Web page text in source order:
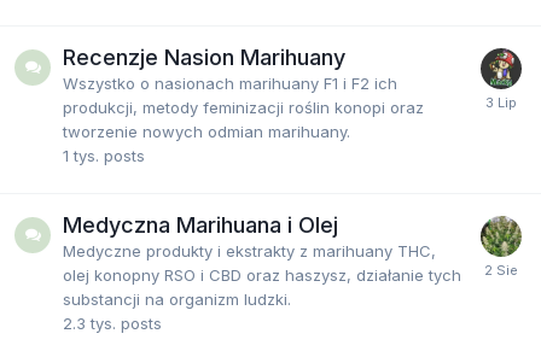
Recenzje Nasion Marihuany
Wszystko o nasionach marihuany F1 i F2 ich
produkcji, metody feminizacji roślin konopi oraz
tworzenie nowych odmian marihuany.
1 tys. posts
Medyczna Marihuana i Olej
Medyczne produkty i ekstrakty z marihuany THC,
olej konopny RSO i CBD oraz haszysz, działanie tych
substancji na organizm ludzki.
2.3 tys. posts
Load More
Macky